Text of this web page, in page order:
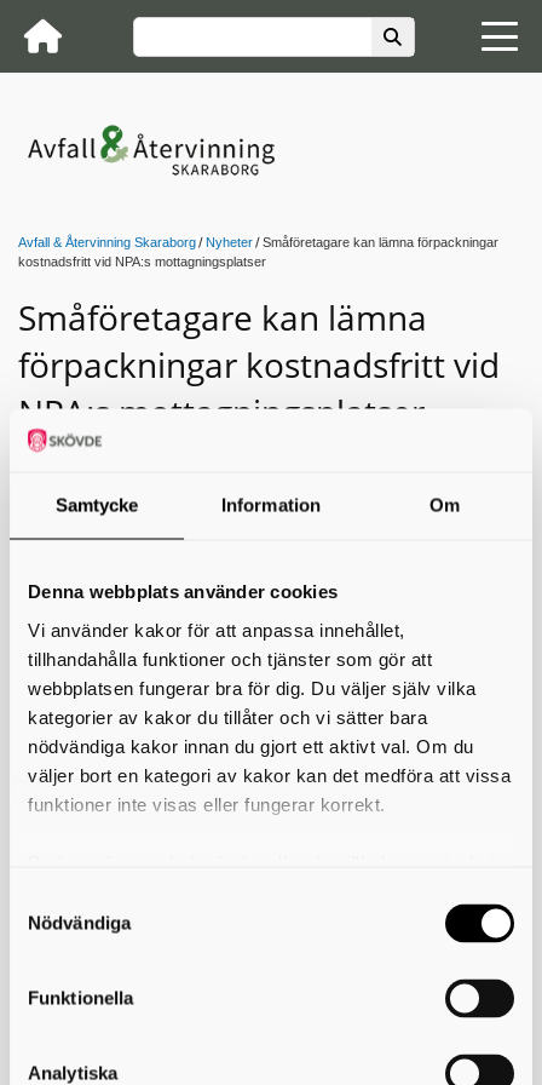
Samtycke Information Om
Denna webbplats använder cookies
Vi använder kakor för att anpassa innehållet,
tillhandahålla funktioner och tjänster som gör att
webbplatsen fungerar bra för dig. Du väljer själv vilka
kategorier av kakor du tillåter och vi sätter bara
nödvändiga kakor innan du gjort ett aktivt val. Om du
väljer bort en kategori av kakor kan det medföra att vissa
funktioner inte visas eller fungerar korrekt.
användning av kakor som du hittar längst ner på sidan
Nödvändiga
Funktionella
Analytiska
Avfall & Återvinning Skaraborg Nyheter
Småföretagare kan lämna förpackningar
kostnadsfritt vid NPA:s mottagningsplatser
Småföretagare kan lämna
förpackningar kostnadsfritt vid
NPA:s mottagningsplatser
Driver du ett mindre företag och har
lämna det kostnadsfritt på NPA:s mottagningsplatser.
Mottagningsplatserna finns i alla kommuner och är till för
mindre företag som behöver lämna mindre mängder
förpackningsavfall. Det kan till exempel handla om kartonger,
plastförpackningar, metallförpackningar eller
glasförpackningar som uppstår i den dagliga verksamheten.
Tjänsten är kostnadsfri och drivs av NPA, Näringslivets
Producentansvar.
Så fungerar mottagningsplatser för företagens
förpackningsavfall
Skriv ut